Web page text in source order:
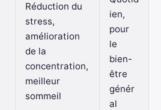
Réduction du
stress,
amélioration
de la
concentration,
meilleur
sommeil
ien,
pour
le
bien-
être
génér
al